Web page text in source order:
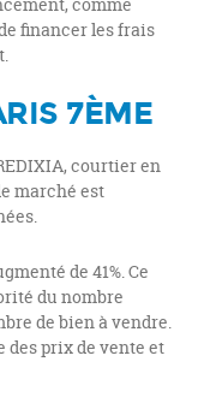
financer les frais
7ÈME
courtier en
marché est
de 41%. Ce
du nombre
de bien à vendre.
des prix de vente et